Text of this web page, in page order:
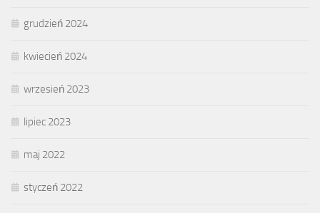
grudzień 2024
kwiecień 2024
wrzesień 2023
lipiec 2023
maj 2022
styczeń 2022